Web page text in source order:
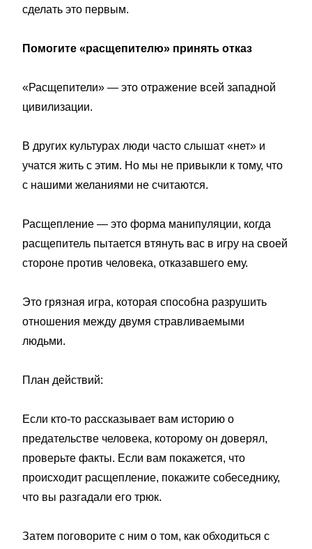
сделать это первым.
Помогите «расщепителю» принять отказ
«Расщепители» — это отражение всей западной
цивилизации.
В других культурах люди часто слышат «нет» и
учатся жить с этим. Но мы не привыкли к тому, что
с нашими желаниями не считаются.
Расщепление — это форма манипуляции, когда
расщепитель пытается втянуть вас в игру на своей
стороне против человека, отказавшего ему.
Это грязная игра, которая способна разрушить
отношения между двумя стравливаемыми
людьми.
План действий:
Если кто-то рассказывает вам историю о
предательстве человека, которому он доверял,
проверьте факты. Если вам покажется, что
происходит расщепление, покажите собеседнику,
что вы разгадали его трюк.
Затем поговорите с ним о том, как обходиться с